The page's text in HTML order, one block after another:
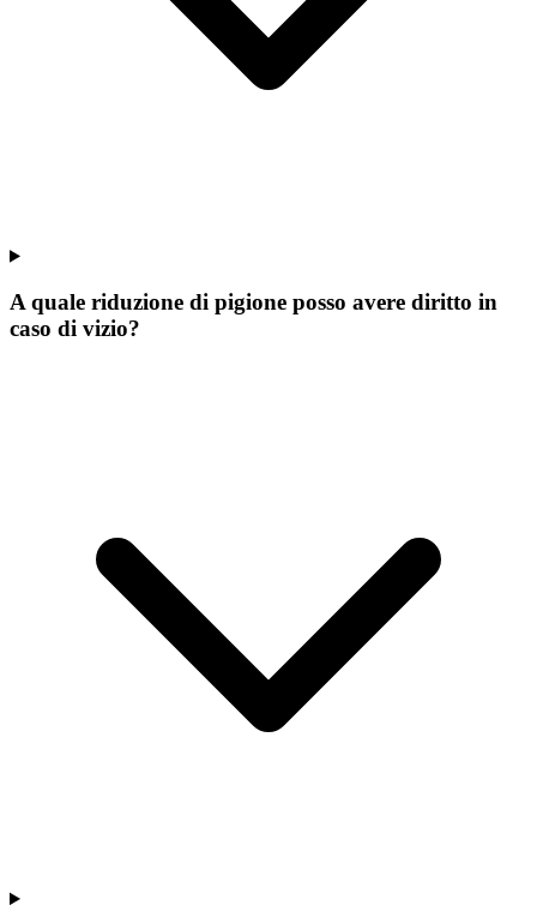
A quale riduzione di pigione posso avere diritto in
caso di vizio?